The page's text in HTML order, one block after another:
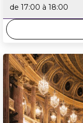
de 17:00 à 18:00